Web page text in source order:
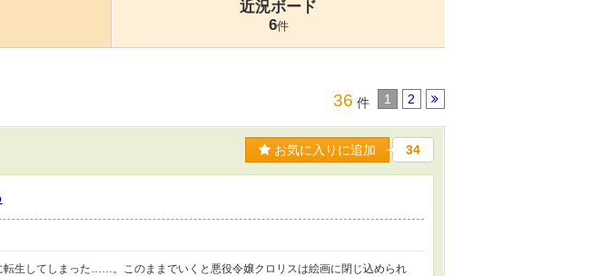
近況ボード
6件
36 件 1 2
お気に入りに追加 34
転生してしまった……。このままでいくと悪役令嬢クロリスは絵画に閉じ込められ